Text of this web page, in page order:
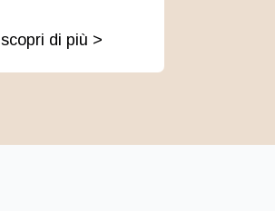
scopri di più >